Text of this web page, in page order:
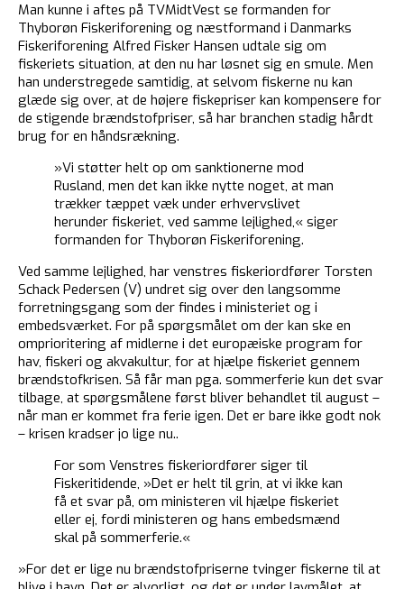
Man kunne i aftes på TVMidtVest se formanden for
Thyborøn Fiskeriforening og næstformand i Danmarks
Fiskeriforening Alfred Fisker Hansen udtale sig om
fiskeriets situation, at den nu har løsnet sig en smule. Men
han understregede samtidig, at selvom fiskerne nu kan
glæde sig over, at de højere fiskepriser kan kompensere for
de stigende brændstofpriser, så har branchen stadig hårdt
brug for en håndsrækning.
»Vi støtter helt op om sanktionerne mod
Rusland, men det kan ikke nytte noget, at man
trækker tæppet væk under erhvervslivet
herunder fiskeriet, ved samme lejlighed,« siger
formanden for Thyborøn Fiskeriforening.
Ved samme lejlighed, har venstres fiskeriordfører Torsten
Schack Pedersen (V) undret sig over den langsomme
forretningsgang som der findes i ministeriet og i
embedsværket. For på spørgsmålet om der kan ske en
omprioritering af midlerne i det europæiske program for
hav, fiskeri og akvakultur, for at hjælpe fiskeriet gennem
brændstofkrisen. Så får man pga. sommerferie kun det svar
tilbage, at spørgsmålene først bliver behandlet til august –
når man er kommet fra ferie igen. Det er bare ikke godt nok
– krisen kradser jo lige nu..
For som Venstres fiskeriordfører siger til
Fiskeritidende, »Det er helt til grin, at vi ikke kan
få et svar på, om ministeren vil hjælpe fiskeriet
eller ej, fordi ministeren og hans embedsmænd
skal på sommerferie.«
»For det er lige nu brændstofpriserne tvinger fiskerne til at